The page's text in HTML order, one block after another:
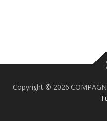
Copyright © 2026